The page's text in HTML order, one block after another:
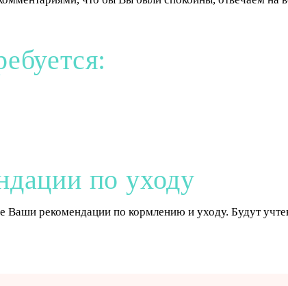
по уходу
рекомендации по кормлению и уходу. Будут